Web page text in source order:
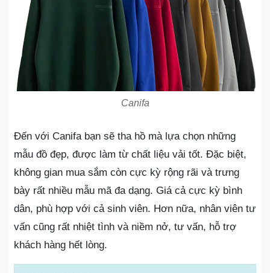
Canifa
Đến với Canifa bạn sẽ tha hồ mà lựa chọn những
mẫu đồ đẹp, được làm từ chất liệu vải tốt. Đặc biệt,
không gian mua sắm còn cực kỳ rộng rãi và trưng
bày rất nhiều mẫu mã đa dạng. Giá cả cực kỳ bình
dân, phù hợp với cả sinh viên. Hơn nữa, nhân viên tư
vấn cũng rất nhiệt tình và niềm nở, tư vấn, hỗ trợ
khách hàng hết lòng.